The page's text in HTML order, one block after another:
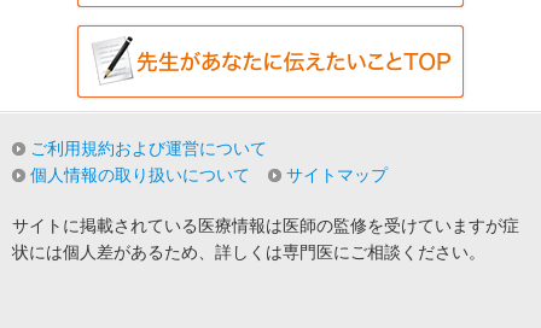
ご利用規約および運営について
個人情報の取り扱いについて
サイトマップ
サイトに掲載されている医療情報は医師の監修を受けていますが症
状には個人差があるため、詳しくは専門医にご相談ください。